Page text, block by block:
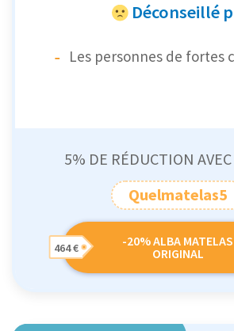
Déconseillé
Les personnes de fortes
5% DE RÉDUCTION AVEC
Quelmatelas5
-20% ALBA MATELAS
ORIGINAL
464 €